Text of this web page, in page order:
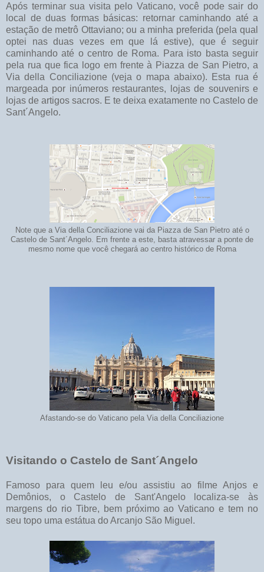
Após terminar sua visita pelo Vaticano, você pode sair do
local de duas formas básicas: retornar caminhando até a
estação de metrô Ottaviano; ou a minha preferida (pela qual
optei nas duas vezes em que lá estive), que é seguir
caminhando até o centro de Roma. Para isto basta seguir
pela rua que fica logo em frente à Piazza de San Pietro, a
Via della Conciliazione (veja o mapa abaixo). Esta rua é
margeada por inúmeros restaurantes, lojas de souvenirs e
lojas de artigos sacros. E te deixa exatamente no Castelo de
Sant´Angelo.
Note que a Via della Conciliazione vai da Piazza de San Pietro até o
Castelo de Sant´Angelo. Em frente a este, basta atravessar a ponte de
mesmo nome que você chegará ao centro histórico de Roma
Afastando-se do Vaticano pela Via della Conciliazione
Visitando o Castelo de Sant´Angelo
Famoso para quem leu e/ou assistiu ao filme Anjos e
Demônios, o Castelo de Sant'Angelo localiza-se às
margens do rio Tibre, bem próximo ao Vaticano e tem no
seu topo uma estátua do Arcanjo São Miguel.